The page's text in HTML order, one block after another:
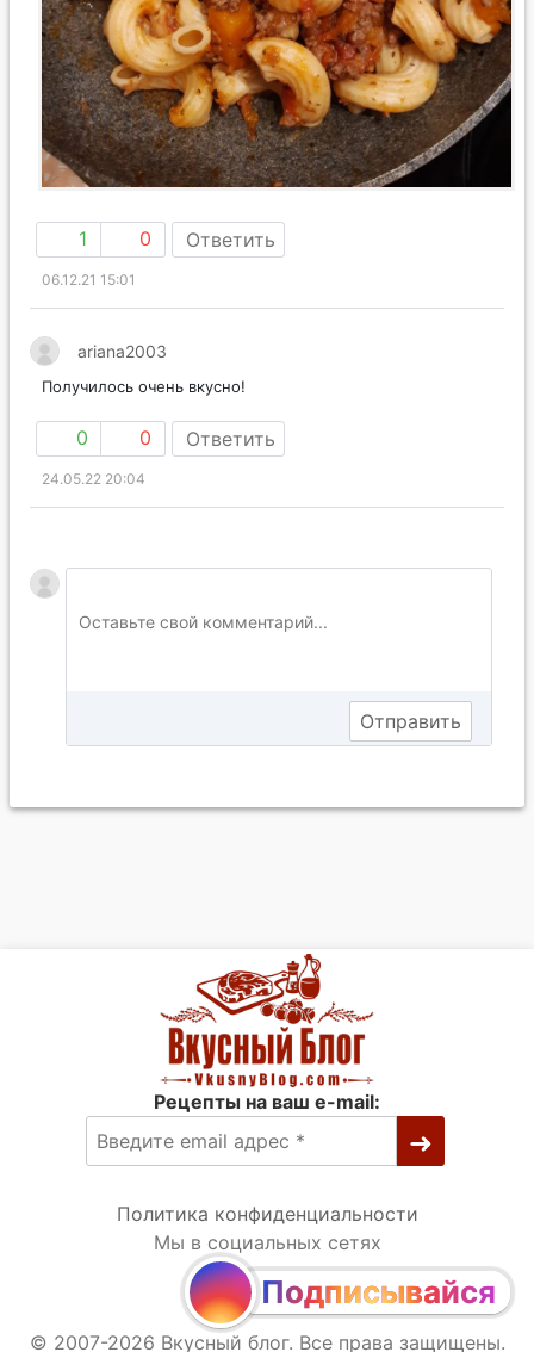
1 0 Ответить
06.12.21 15:01
ariana2003
Получилось очень вкусно!
0 0 Ответить
24.05.22 20:04
Рецепты на ваш e-mail:
Политика конфиденциальности
Мы в социальных сетях
Подписывайся
© 2007-2026 Вкусный блог. Все права защищены.